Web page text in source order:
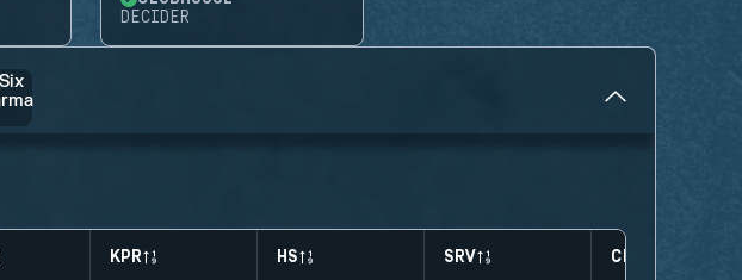
DECIDER
KPR HS SRV CLUTCHES